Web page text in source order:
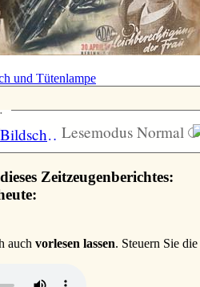
und Tütenlampe
Lesemodus Normal
Zeitzeugenberichtes:
auch vorlesen lassen. Steuern Sie